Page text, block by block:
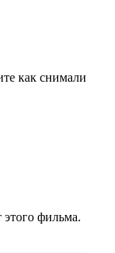
как снимали
этого фильма.